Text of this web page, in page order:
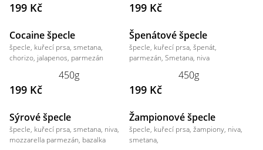
199 Kč 199 Kč
Cocaine špecle
špecle, kuřecí prsa, smetana,
chorizo, jalapenos, parmezán
450g
199 Kč
Špenátové špecle
špecle, kuřecí prsa, špenát,
parmezán, Smetana, niva
450g
199 Kč
Sýrové špecle
špecle, kuřecí prsa, smetana, niva,
mozzarella parmezán, bazalka
Žampionové špecle
špecle, kuřecí prsa, žampiony, niva,
smetana,